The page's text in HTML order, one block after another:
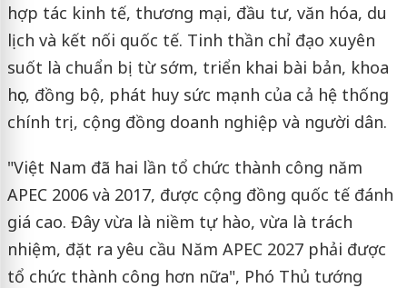
hợp tác kinh tế, thương mại, đầu tư, văn hóa, du
lịch và kết nối quốc tế. Tinh thần chỉ đạo xuyên
suốt là chuẩn bị từ sớm, triển khai bài bản, khoa
học, đồng bộ, phát huy sức mạnh của cả hệ thống
chính trị, cộng đồng doanh nghiệp và người dân.
"Việt Nam đã hai lần tổ chức thành công năm
APEC 2006 và 2017, được cộng đồng quốc tế đánh
giá cao. Đây vừa là niềm tự hào, vừa là trách
nhiệm, đặt ra yêu cầu Năm APEC 2027 phải được
tổ chức thành công hơn nữa", Phó Thủ tướng